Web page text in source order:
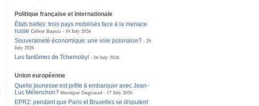
Politique française et internationale
États baltes: trois pays mobilisés face à la menace
russe Céline Bayou
30 July 2026
Souveraineté économique: une voie polonaise?
29
July 2026
Les fantômes de Tchernobyl
26 July 2026
Union européenne
Quelle jeunesse est prête à embarquer avec Jean-
Luc Mélenchon? Monique Dagnaud
17 July 2026
EPR2: pendant que Paris et Bruxelles se disputent